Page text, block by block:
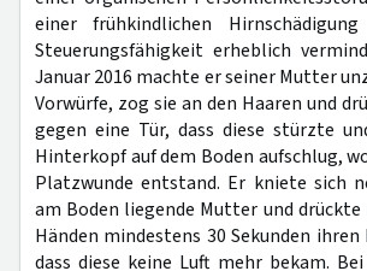
einer frühkindlichen
Steuerungsfähigkeit erheblich
Januar 2016 machte er seiner Mutter
Vorwürfe, zog sie an den Haaren und
gegen eine Tür, dass diese stürzte
Hinterkopf auf dem Boden aufschlug,
Platzwunde entstand. Er kniete sich
am Boden liegende Mutter und
Händen mindestens 30 Sekunden ihren
dass diese keine Luft mehr bekam.